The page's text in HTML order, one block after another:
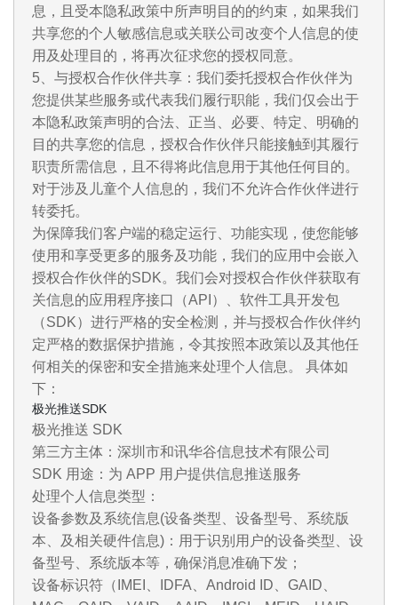
息，且受本隐私政策中所声明目的的约束，如果我们
共享您的个人敏感信息或关联公司改变个人信息的使
用及处理目的，将再次征求您的授权同意。
5、与授权合作伙伴共享：我们委托授权合作伙伴为
您提供某些服务或代表我们履行职能，我们仅会出于
本隐私政策声明的合法、正当、必要、特定、明确的
目的共享您的信息，授权合作伙伴只能接触到其履行
职责所需信息，且不得将此信息用于其他任何目的。
对于涉及儿童个人信息的，我们不允许合作伙伴进行
转委托。
为保障我们客户端的稳定运行、功能实现，使您能够
使用和享受更多的服务及功能，我们的应用中会嵌入
授权合作伙伴的SDK。我们会对授权合作伙伴获取有
关信息的应用程序接口（API）、软件工具开发包
（SDK）进行严格的安全检测，并与授权合作伙伴约
定严格的数据保护措施，令其按照本政策以及其他任
何相关的保密和安全措施来处理个人信息。 具体如
下：
极光推送SDK
极光推送 SDK
第三方主体：深圳市和讯华谷信息技术有限公司
SDK 用途：为 APP 用户提供信息推送服务
处理个人信息类型：
设备参数及系统信息(设备类型、设备型号、系统版
本、及相关硬件信息)：用于识别用户的设备类型、设
备型号、系统版本等，确保消息准确下发；
设备标识符（IMEI、IDFA、Android ID、GAID、